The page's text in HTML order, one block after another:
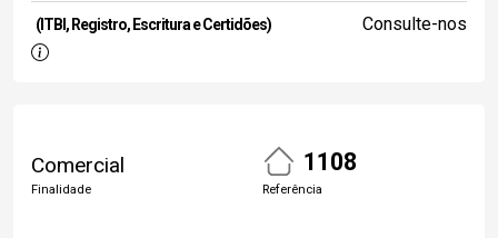
(ITBI, Registro, Escritura e Certidões) Consulte-nos
Comercial
Finalidade
1108
Referência